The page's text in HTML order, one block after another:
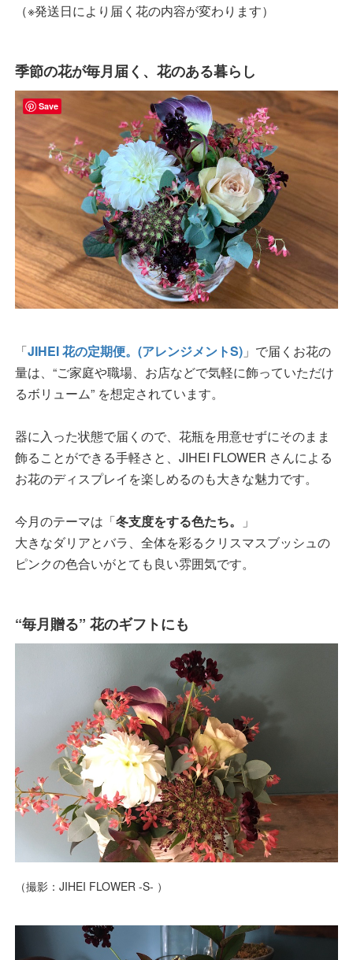
（※発送日により届く花の内容が変わります）
季節の花が毎月届く、花のある暮らし
「JIHEI 花の定期便。(アレンジメントS) 」で届くお花の
量は、“ご家庭や職場、お店などで気軽に飾っていただけ
るボリューム” を想定されています。
器に入った状態で届くので、花瓶を用意せずにそのまま
飾ることができる手軽さと、JIHEI FLOWER さんによる
お花のディスプレイを楽しめるのも大きな魅力です。
今月のテーマは「冬支度をする色たち。
」
大きなダリアとバラ、全体を彩るクリスマスブッシュの
ピンクの色合いがとても良い雰囲気です。
“毎月贈る” 花のギフトにも
（撮影：JIHEI FLOWER -S- ）
Save